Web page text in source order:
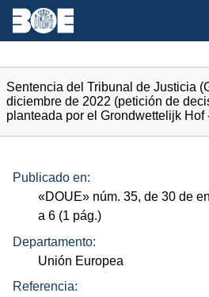
Sentencia del Tribunal de Justicia
diciembre de 2022 (petición de
planteada por el Grondwettelijk Hof
Publicado en:
«DOUE» núm. 35, de 30 de
a 6 (1 pág.)
Departamento:
Unión Europea
Referencia: